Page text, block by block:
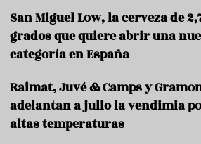
r
t
s
San Miguel Low, la cerveza de
grados que quiere abrir una
categoría en España
Raimat, Juvé & Camps y
adelantan a julio la vendimia
altas temperaturas